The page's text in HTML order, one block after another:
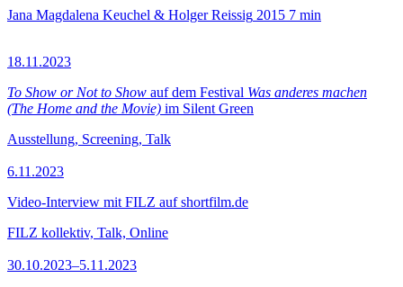
Jana Magdalena Keuchel & Holger Reissig 2015 7 min
18.11.2023
To Show or Not to Show auf dem Festival Was anderes machen
(The Home and the Movie) im Silent Green
Ausstellung, Screening, Talk
6.11.2023
Video-Interview mit FILZ auf shortfilm.de
FILZ kollektiv, Talk, Online
30.10.2023–5.11.2023